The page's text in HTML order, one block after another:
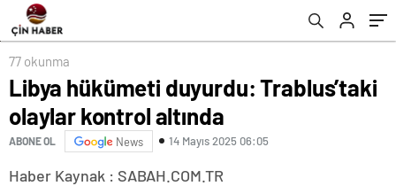
77 okunma
Libya hükümeti duyurdu: Trablus’taki
olaylar kontrol altında
ABONE OL News 14 Mayıs 2025 06:05
Haber Kaynak : SABAH.COM.TR